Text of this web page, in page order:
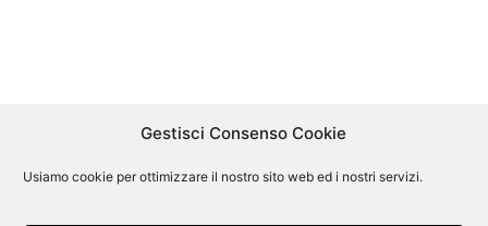
Gestisci Consenso Cookie
Usiamo cookie per ottimizzare il nostro sito web ed i nostri servizi.